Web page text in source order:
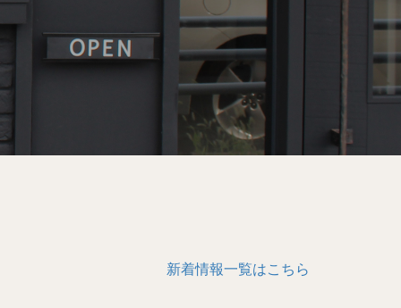
新着情報一覧はこちら